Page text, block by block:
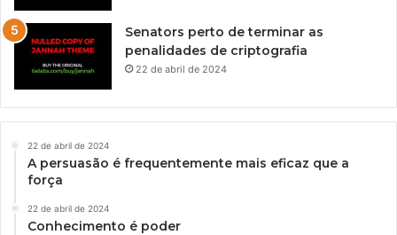
Senators perto de terminar as
penalidades de criptografia
22 de abril de 2024
22 de abril de 2024
A persuasão é frequentemente mais eficaz que a
força
22 de abril de 2024
Conhecimento é poder